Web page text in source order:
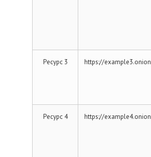
Ресурс 3 https://example3.onion
Ресурс 4 https://example4.onion